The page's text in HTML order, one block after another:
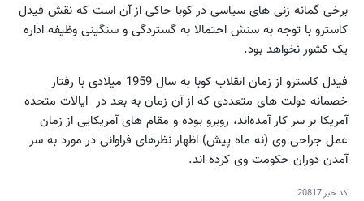
برخی گمانه زنی های سیاسی در کوبا حاکی از آن است که نقش فیدل
کاسترو با توجه به سنش احتمالا به گستردگی و سنگینی وظیفه اداره
یک کشور نخواهد بود.
فیدل کاسترو از زمان انقلاب کوبا به سال 1959 میلادی با رفتار
خصمانه دولت های متعددی که از آن زمان به بعد در ایالات متحده
آمریکا بر سر کار آمده‌اند، روبرو بوده و مقام های آمریکایی از زمان
عمل جراحی وی (نه ماه پیش) اظهار نظرهای فراوانی در مورد به سر
آمدن دوران حکومت وی کرده اند.
کد خبر20817